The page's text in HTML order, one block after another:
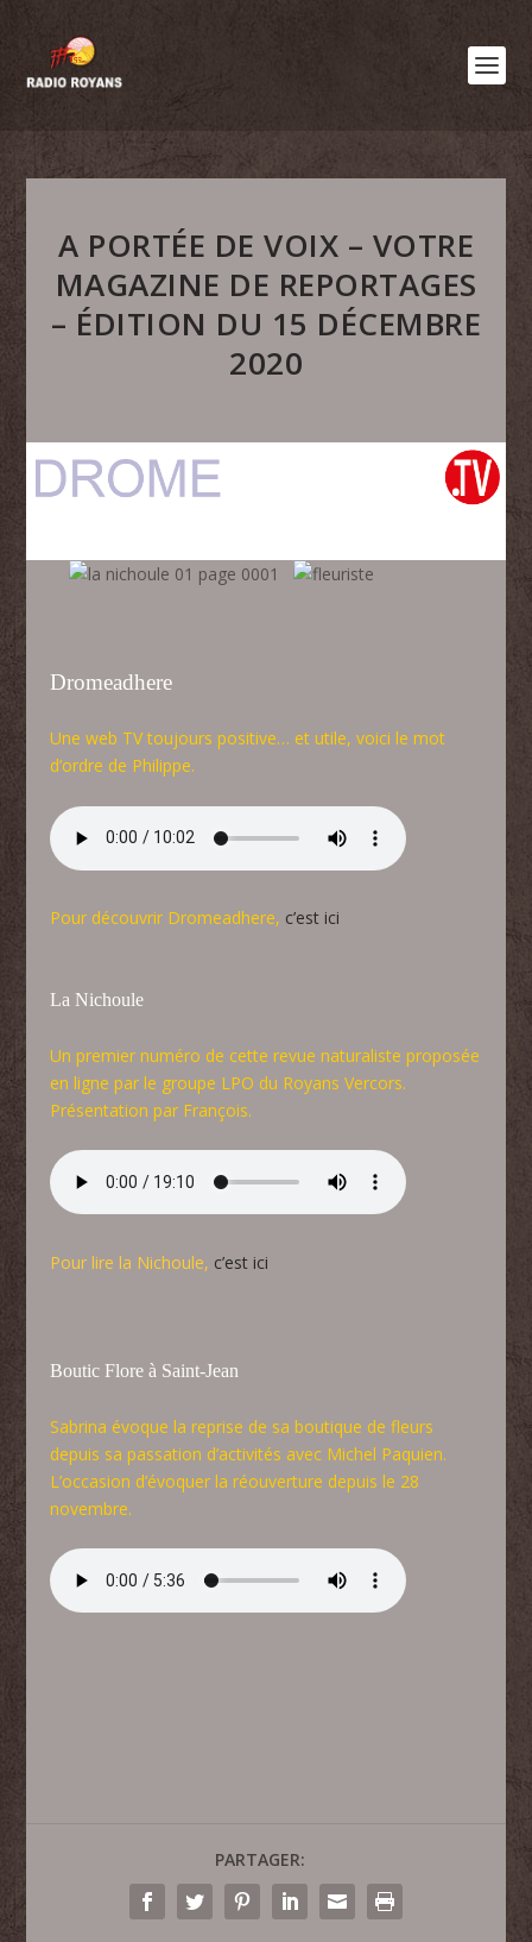
A PORTÉE DE VOIX – VOTRE
MAGAZINE DE REPORTAGES
– ÉDITION DU 15 DÉCEMBRE
2020
Dromeadhere
Une web TV toujours positive… et utile, voici le mot
d’ordre de Philippe.
Pour découvrir Dromeadhere, c’est ici
La Nichoule
Un premier numéro de cette revue naturaliste proposée
en ligne par le groupe LPO du Royans Vercors.
Présentation par François.
Pour lire la Nichoule, c’est ici
Boutic Flore à Saint-Jean
Sabrina évoque la reprise de sa boutique de fleurs
depuis sa passation d’activités avec Michel Paquien.
L’occasion d’évoquer la réouverture depuis le 28
novembre.
PARTAGER: